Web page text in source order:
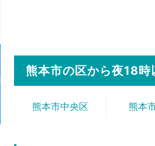
熊本市の区から夜18
熊本市中央区 熊本